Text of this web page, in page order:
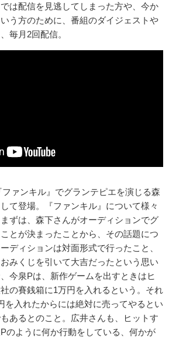
では配信を見逃してしまった方や、今か
う方のために、番組のダイジェストや
毎月2回配信。
ァンキル』でグランテピエを演じる森
て登場。『ファンキル』について様々
ずは、森下さんがオーディションでグ
とが決まったことから、その話題につ
ディションは対面形式で行ったこと、
みくじを引いて大吉だったという思い
今泉Pは、新作ゲームを出すときはヒ
の賽銭箱に1万円を入れるという。それ
を入れたからには絶対に売ってやるとい
あるとのこと。広井さんも、ヒットす
のように何か行動をしている、何かが